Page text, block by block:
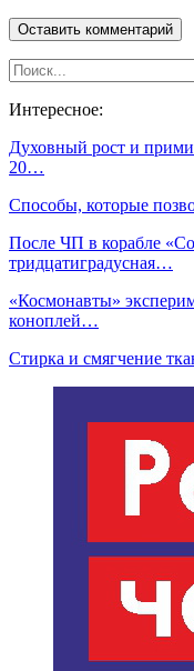
Интересное:
Духовный рост и
20…
Способы, которые
После ЧП в корабле
тридцатиградусная…
«Космонавты»
коноплей…
Стирка и смягчение